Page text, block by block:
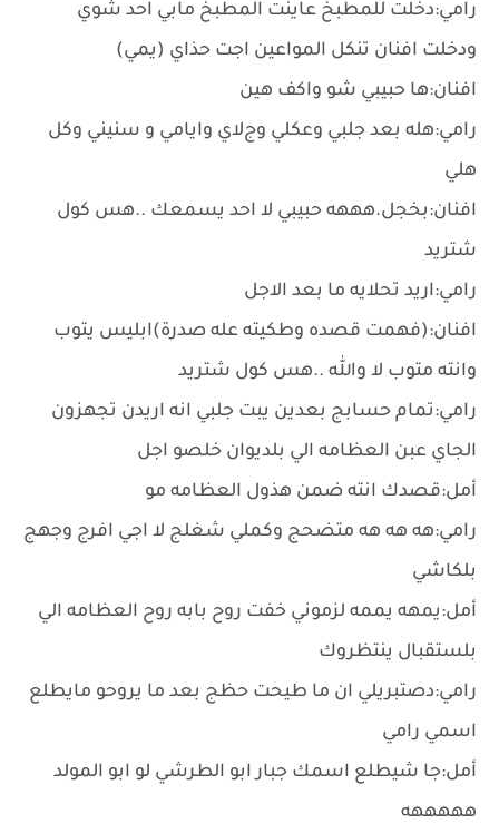
رامي:دخلت للمطبخ عاينت المطبخ مابي احد شوي
ودخلت افنان تنكل المواعين اجت حذاي (يمي)
افنان:ها حبيبي شو واكف هين
رامي:هله بعد جلبي وعكلي وجﻻي وايامي و سنيني وكل
هلي
افنان:بخجل.هههه حبيبي ﻻ احد يسمعك ..هس كول
شتريد
رامي:اريد تحلايه ما بعد الاجل
افنان:(فهمت قصده وطكيته عله صدرة)ابليس يتوب
وانته متوب ﻻ والله ..هس كول شتريد
رامي:تمام حسابج بعدين يبت جلبي انه اريدن تجهزون
الجاي عبن العظامه الي بلديوان خلصو اجل
أمل:قصدك انته ضمن هذول العظامه مو
رامي:هه هه هه متضحج وكملي شغلج ﻻ اجي افرج وجهج
بلكاشي
أمل:يمهه يممه لزموني خفت روح بابه روح العظامه الي
بلستقبال ينتظروك
رامي:دصتبريلي ان ما طيحت حظج بعد ما يروحو مايطلع
اسمي رامي
أمل:جا شيطلع اسمك جبار ابو الطرشي لو ابو المولد
هههههه